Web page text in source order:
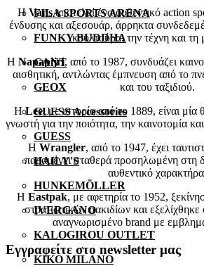
FILA SPORTS ARENA
FUNKY BUDDHA
GANT
GEOX
GUESS Accessories
GUESS
HAILY'S
HUNKEMÖLLER
IVERGANO
KALOGIROU OUTLET
KIKO MILANO
ΗVansαποτελεί ένα αυθεντικό action
ένδυσης και αξεσουάρ, άρρηκτα
κουλτούρα, την τέχνη και τη
Η Napapijri, από το 1987, συνδυάζει
αισθητική, αντλώντας έμπνευση από το
και του ταξιδιού.
ΗLee,με ιστορία από το 1889, είναι
γνωστή για την ποιότητα, την καινοτομία
Η Wrangler, από το 1947, έχει
παραμένει σταθερά προσηλωμένη στη
αυθεντικό
Η Eastpak, με αφετηρία το 1952,
στρατιωτικών σακιδίων και
αναγνωρισμένο brand με
Εγγραφείτε στο newsletter μας